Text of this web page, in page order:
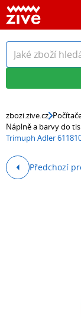
zbozi.zive.cz
Náplně a barvy do
Trimuph Adler
Předchozí